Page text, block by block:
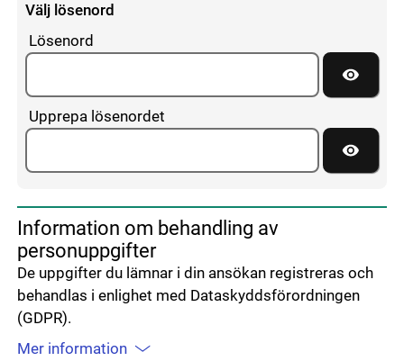
Välj lösenord
Lösenord
Visa
Upprepa lösenordet
Visa
Information om behandling av
personuppgifter
De uppgifter du lämnar i din ansökan registreras och
behandlas i enlighet med Dataskyddsförordningen
(GDPR).
Mer information